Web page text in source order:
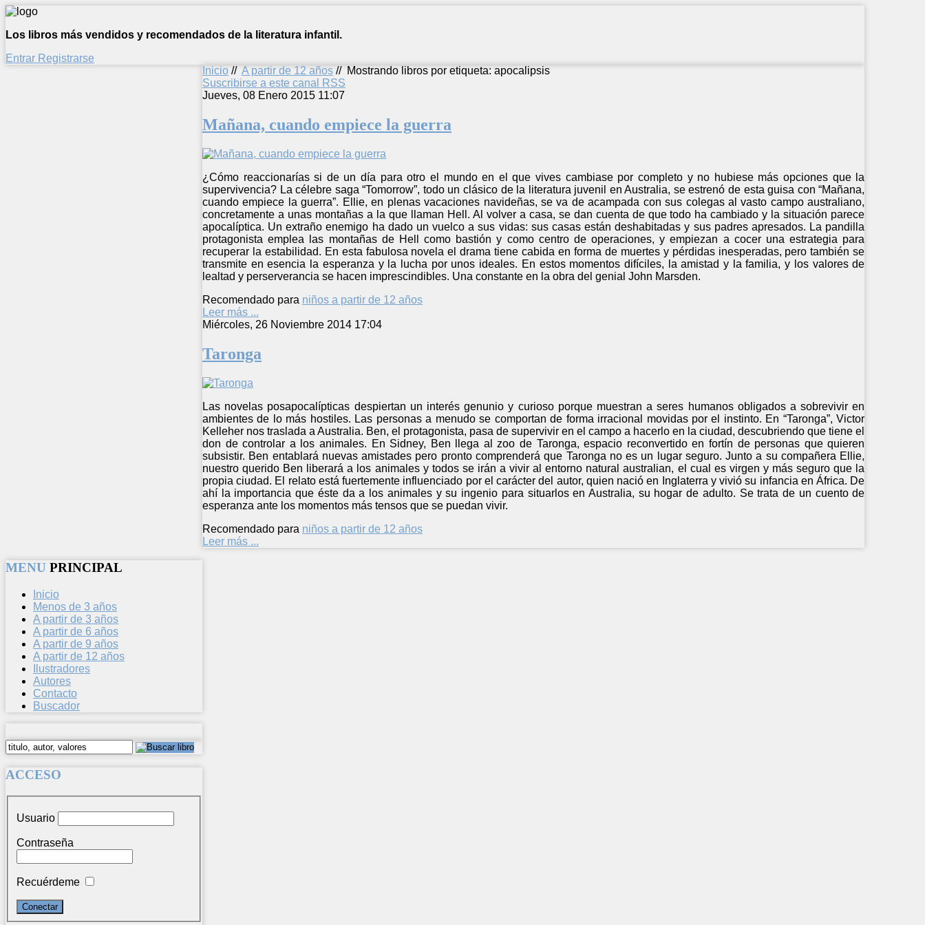
Los libros más vendidos y recomendados de la literatura infantil.
Entrar Registrarse
Inicio // A partir de 12 años // Mostrando libros por etiqueta: apocalipsis
Suscribirse a este canal RSS
Jueves, 08 Enero 2015 11:07
Mañana, cuando empiece la guerra
¿Cómo reaccionarías si de un día para otro el mundo en el que vives cambiase por completo y no hubiese más opciones que la
supervivencia? La célebre saga “Tomorrow”, todo un clásico de la literatura juvenil en Australia, se estrenó de esta guisa con “Mañana,
cuando empiece la guerra”. Ellie, en plenas vacaciones navideñas, se va de acampada con sus colegas al vasto campo australiano,
concretamente a unas montañas a la que llaman Hell. Al volver a casa, se dan cuenta de que todo ha cambiado y la situación parece
apocalíptica. Un extraño enemigo ha dado un vuelco a sus vidas: sus casas están deshabitadas y sus padres apresados. La pandilla
protagonista emplea las montañas de Hell como bastión y como centro de operaciones, y empiezan a cocer una estrategia para
recuperar la estabilidad. En esta fabulosa novela el drama tiene cabida en forma de muertes y pérdidas inesperadas, pero también se
transmite en esencia la esperanza y la lucha por unos ideales. En estos momentos difíciles, la amistad y la familia, y los valores de
lealtad y perserverancia se hacen imprescindibles. Una constante en la obra del genial John Marsden.
Recomendado para niños a partir de 12 años
Leer más ...
Miércoles, 26 Noviembre 2014 17:04
Taronga
Las novelas posapocalípticas despiertan un interés genunio y curioso porque muestran a seres humanos obligados a sobrevivir en
ambientes de lo más hostiles. Las personas a menudo se comportan de forma irracional movidas por el instinto. En “Taronga”, Victor
Kelleher nos traslada a Australia. Ben, el protagonista, pasa de supervivir en el campo a hacerlo en la ciudad, descubriendo que tiene el
don de controlar a los animales. En Sidney, Ben llega al zoo de Taronga, espacio reconvertido en fortín de personas que quieren
subsistir. Ben entablará nuevas amistades pero pronto comprenderá que Taronga no es un lugar seguro. Junto a su compañera Ellie,
nuestro querido Ben liberará a los animales y todos se irán a vivir al entorno natural australian, el cual es virgen y más seguro que la
propia ciudad. El relato está fuertemente influenciado por el carácter del autor, quien nació en Inglaterra y vivió su infancia en África. De
ahí la importancia que éste da a los animales y su ingenio para situarlos en Australia, su hogar de adulto. Se trata de un cuento de
esperanza ante los momentos más tensos que se puedan vivir.
Recomendado para niños a partir de 12 años
Leer más ...
MENU PRINCIPAL
Inicio
Menos de 3 años
A partir de 3 años
A partir de 6 años
A partir de 9 años
A partir de 12 años
Ilustradores
Autores
Contacto
Buscador
ACCESO
Usuario
Contraseña
Recuérdeme